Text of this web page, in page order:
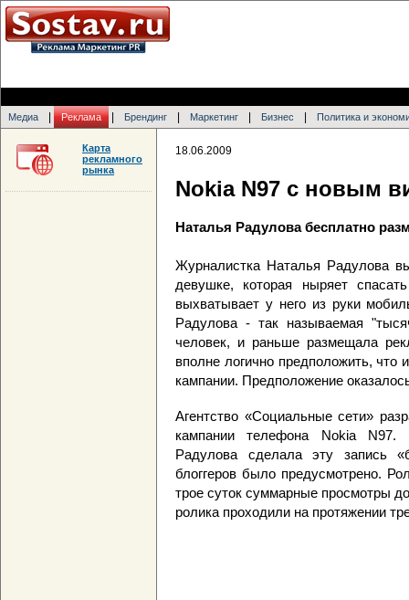
Медиа Реклама Брендинг Маркетинг Бизнес Политика и
18.06.2009
Nokia N97 с новым
Наталья Радулова бесплатно
Журналистка Наталья Радулова
девушке, которая ныряет
выхватывает у него из руки
Радулова - так называемая
человек, и раньше размещала
вполне логично предположить, что
кампании. Предположение
Агентство «Социальные сети»
кампании телефона Nokia N97.
Радулова сделала эту запись
блоггеров было предусмотрено.
трое суток суммарные просмотры
ролика проходили на протяжении
Карта
рекламного
рынка